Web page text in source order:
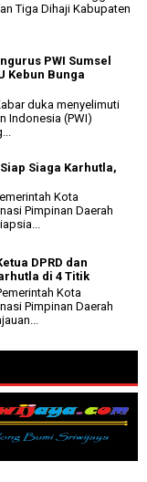
Tiga Dihaji Kabupaten
PWI Sumsel
Kebun Bunga
duka menyelimuti
Indonesia (PWI)
Siaga Karhutla,
Kota
Pimpinan Daerah
DPRD dan
di 4 Titik
Kota
Pimpinan Daerah